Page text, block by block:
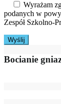
Wyrażam
podanych w
Zespół Szkolno-
Bocianie